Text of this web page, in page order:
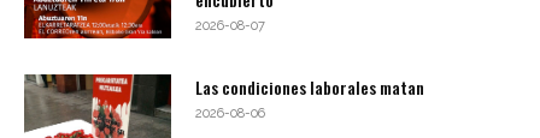
2026-08-07
Las condiciones laborales matan
2026-08-06